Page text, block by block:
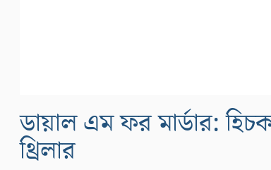
ডায়াল এম ফর মার্ডার:
থ্রিলার